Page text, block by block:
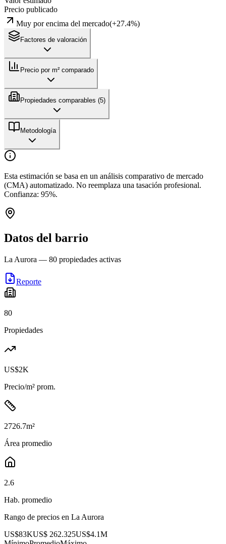
Precio publicado
Muy por encima del mercado(+27.4%)
Factores de valoración
Precio por m² comparado
Propiedades comparables (5)
Metodología
Esta estimación se basa en un análisis comparativo de mercado
(CMA) automatizado. No reemplaza una tasación profesional.
Confianza: 95%.
Datos del barrio
La Aurora — 80 propiedades activas
Reporte
80
Propiedades
US$2K
Precio/m² prom.
2726.7m²
Área promedio
2.6
Hab. promedio
Rango de precios en La Aurora
US$83KUS$ 262.325US$4.1M